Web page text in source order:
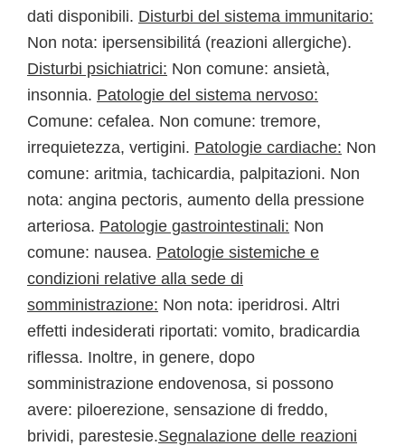
dati disponibili. Disturbi del sistema immunitario:
Non nota: ipersensibilitá (reazioni allergiche).
Disturbi psichiatrici: Non comune: ansietà,
insonnia. Patologie del sistema nervoso:
Comune: cefalea. Non comune: tremore,
irrequietezza, vertigini. Patologie cardiache: Non
comune: aritmia, tachicardia, palpitazioni. Non
nota: angina pectoris, aumento della pressione
arteriosa. Patologie gastrointestinali: Non
comune: nausea. Patologie sistemiche e
condizioni relative alla sede di
somministrazione: Non nota: iperidrosi. Altri
effetti indesiderati riportati: vomito, bradicardia
riflessa. Inoltre, in genere, dopo
somministrazione endovenosa, si possono
avere: piloerezione, sensazione di freddo,
brividi, parestesie.Segnalazione delle reazioni